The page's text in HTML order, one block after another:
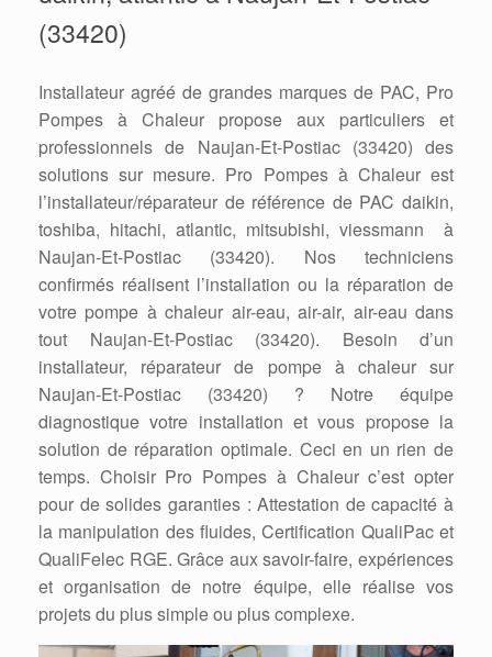
(33420)
Installateur agréé de grandes marques de PAC, Pro
Pompes à Chaleur propose aux particuliers et
professionnels de Naujan-Et-Postiac (33420) des
solutions sur mesure. Pro Pompes à Chaleur est
l’installateur/réparateur de référence de PAC daikin,
toshiba, hitachi, atlantic, mitsubishi, viessmann à
Naujan-Et-Postiac (33420). Nos techniciens
confirmés réalisent l’installation ou la réparation de
votre pompe à chaleur air-eau, air-air, air-eau dans
tout Naujan-Et-Postiac (33420). Besoin d’un
installateur, réparateur de pompe à chaleur sur
Naujan-Et-Postiac (33420) ? Notre équipe
diagnostique votre installation et vous propose la
solution de réparation optimale. Ceci en un rien de
temps. Choisir Pro Pompes à Chaleur c’est opter
pour de solides garanties : Attestation de capacité à
la manipulation des fluides, Certification QualiPac et
QualiFelec RGE. Grâce aux savoir-faire, expériences
et organisation de notre équipe, elle réalise vos
projets du plus simple ou plus complexe.